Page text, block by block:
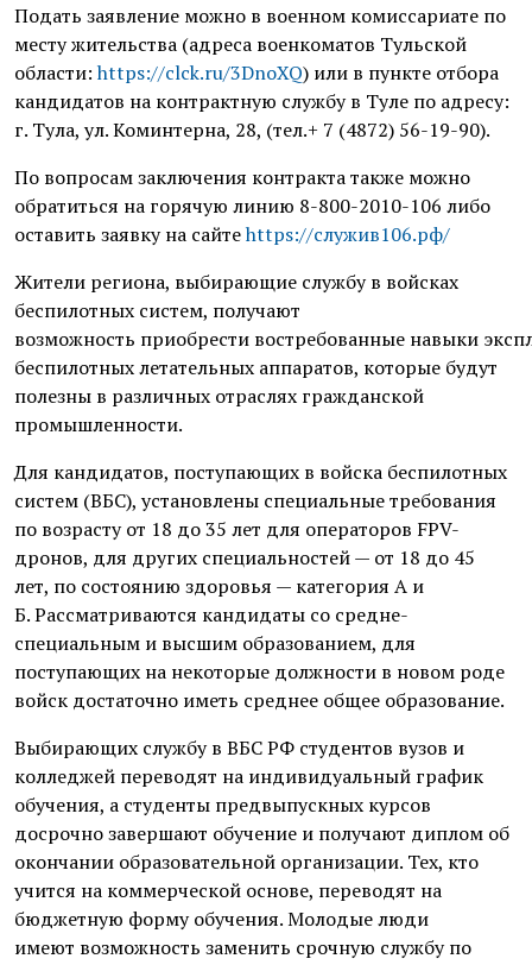
Подать заявление можно в военном комиссариате по
месту жительства (адреса военкоматов Тульской
области:https://clck.ru/3DnoXQ) или в пункте отбора
кандидатов на контрактную службу в Туле по адресу:
г. Тула, ул. Коминтерна, 28, (тел.+ 7 (4872) 56-19-90).
По вопросам заключения контракта также можно
обратиться на горячую линию 8-800-2010-106 либо
оставить заявку на сайтеhttps://служив106.рф/
Жители региона, выбирающие службу в войсках
беспилотных систем, получают
возможность приобрести востребованные навыки
беспилотных летательных аппаратов, которые будут
полезны в различных отраслях гражданской
промышленности.
Для кандидатов, поступающих в войска беспилотных
систем (ВБС), установлены специальные требования
по возрасту от 18 до 35 лет для операторов FPV-
дронов, для других специальностей — от 18 до 45
лет, по состоянию здоровья — категория А и
Б. Рассматриваются кандидаты со средне-
специальным и высшим образованием, для
поступающих на некоторые должности в новом роде
войск достаточно иметь среднее общее образование.
Выбирающих службу в ВБС РФ студентов вузов и
колледжей переводят на индивидуальный график
обучения, а студенты предвыпускных курсов
досрочно завершают обучение и получают диплом об
окончании образовательной организации. Тех, кто
учится на коммерческой основе, переводят на
бюджетную форму обучения. Молодые люди
имеют возможность заменить срочную службу по